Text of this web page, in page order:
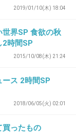
2019/01/10(木) 18:04
世界SP 食欲の秋
2時間SP
2015/10/08(木) 21:24
ース 2時間SP
2018/06/05(火) 02:01
買ったもの